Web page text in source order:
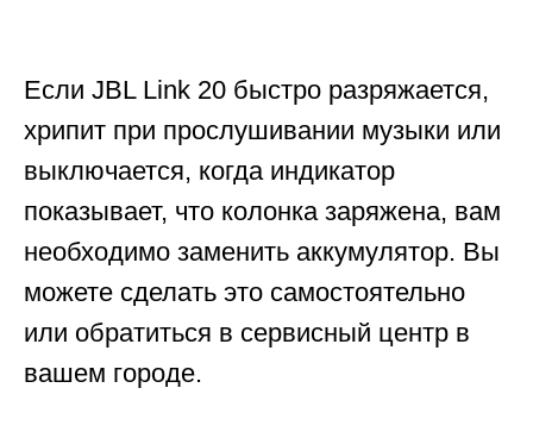
Если JBL Link 20 быстро разряжается,
хрипит при прослушивании музыки или
выключается, когда индикатор
показывает, что колонка заряжена, вам
необходимо заменить аккумулятор. Вы
можете сделать это самостоятельно
или обратиться в сервисный центр в
вашем городе.